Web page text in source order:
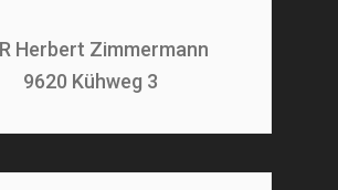
Herbert Zimmermann
9620 Kühweg 3